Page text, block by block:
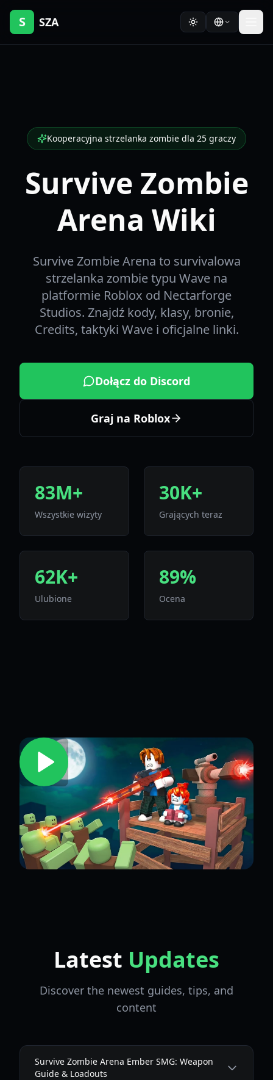
S SZA
Kooperacyjna strzelanka zombie dla 25 graczy
Survive Zombie
Arena Wiki
Survive Zombie Arena to survivalowa
strzelanka zombie typu Wave na
platformie Roblox od Nectarforge
Studios. Znajdź kody, klasy, bronie,
Credits, taktyki Wave i oficjalne linki.
Dołącz do Discord
Graj na Roblox
83M+
Wszystkie wizyty
30K+
Grających teraz
62K+
Ulubione
89%
Ocena
Latest Updates
Discover the newest guides, tips, and
content
Survive Zombie Arena Ember SMG: Weapon
Guide & Loadouts